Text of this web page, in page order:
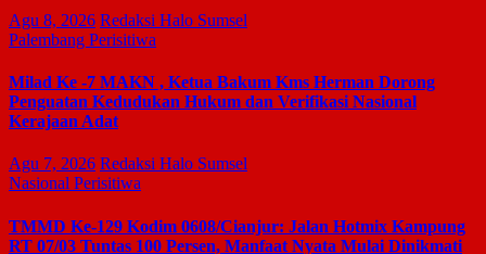
Agu 8, 2026 Redaksi Halo Sumsel
Palembang Perisitiwa
Milad Ke -7 MAKN , Ketua Bakum Kms Herman Dorong
Penguatan Kedudukan Hukum dan Verifikasi Nasional
Kerajaan Adat
Agu 7, 2026 Redaksi Halo Sumsel
Nasional Perisitiwa
TMMD Ke-129 Kodim 0608/Cianjur: Jalan Hotmix Kampung
RT 07/03 Tuntas 100 Persen, Manfaat Nyata Mulai Dinikmati